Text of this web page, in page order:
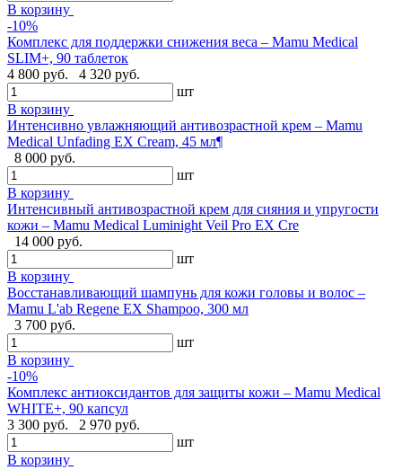
В корзину
-10%
Комплекс для поддержки снижения веса – Mamu Medical
SLIM+, 90 таблеток
4 800 руб.
4 320 руб.
шт
В корзину
Интенсивно увлажняющий антивозрастной крем – Mamu
Medical Unfading EX Cream, 45 мл¶
8 000 руб.
шт
В корзину
Интенсивный антивозрастной крем для сияния и упругости
кожи – Mamu Medical Luminight Veil Pro EX Cre
14 000 руб.
шт
В корзину
Восстанавливающий шампунь для кожи головы и волос –
Mamu L'ab Regene EX Shampoo, 300 мл
3 700 руб.
шт
В корзину
-10%
Комплекс антиоксидантов для защиты кожи – Mamu Medical
WHITE+, 90 капсул
3 300 руб.
2 970 руб.
шт
В корзину